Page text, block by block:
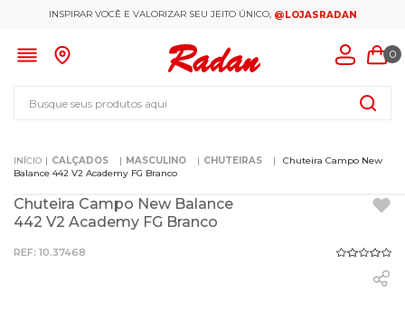
INSPIRAR VOCÊ E VALORIZAR SEU JEITO ÚNICO, @LOJASRADAN
0
CALÇADOS MASCULINO CHUTEIRAS
Chuteira Campo New
Balance 442 V2 Academy FG Branco
Chuteira Campo New Balance
442 V2 Academy FG Branco
: 10.37468